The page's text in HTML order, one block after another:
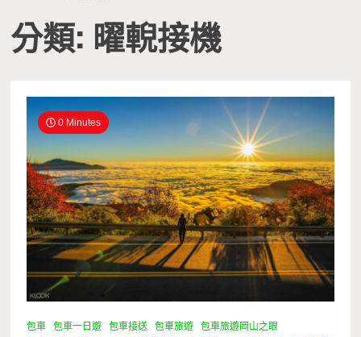
分類: 曜輗接機
0 Minutes
包車 包車一日遊 包車接送 包車旅遊
包車旅遊岡山之眼